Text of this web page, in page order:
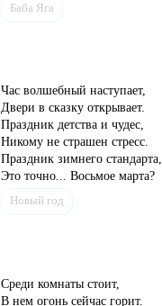
Баба Яга
Час волшебный наступает,
Двери в сказку открывает.
Праздник детства и чудес,
Никому не страшен стресс.
Праздник зимнего стандарта,
Это точно... Восьмое марта?
Новый год
Среди комнаты стоит,
В нем огонь сейчас горит.